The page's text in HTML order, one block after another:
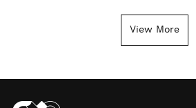
View More